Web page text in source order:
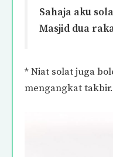
Sahaja aku
Masjid dua
* Niat solat juga
mengangkat takbir.